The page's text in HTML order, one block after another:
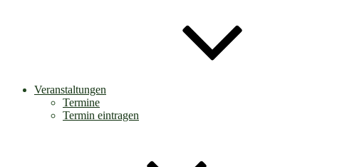
Veranstaltungen
Termine
Termin eintragen